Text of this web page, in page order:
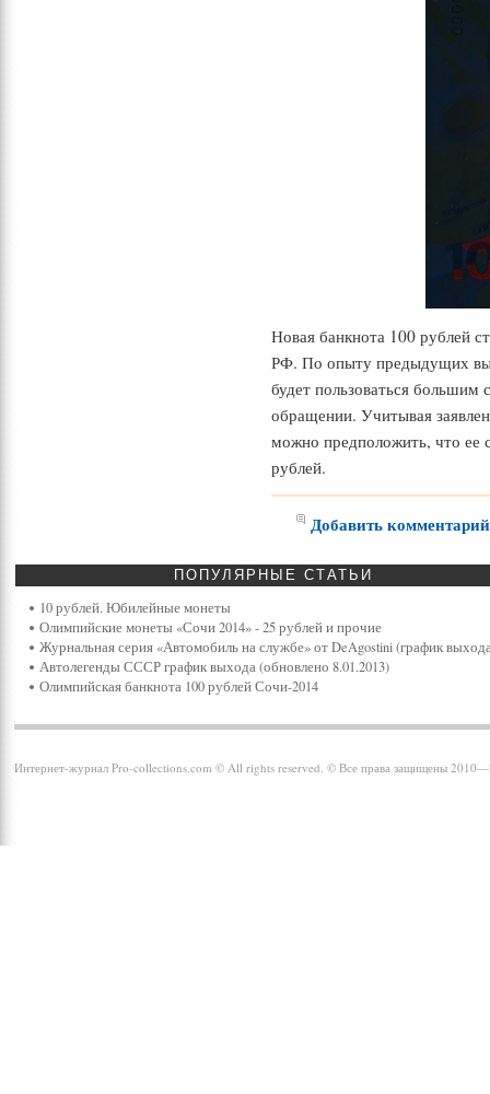
Новая банкнота 100 рублей
РФ. По опыту предыдущих
будет пользоваться большим
обращении. Учитывая
можно предположить, что ее
рублей.
Добавить комментарий
ПОПУЛЯРНЫЕ СТАТЬИ
10 рублей. Юбилейные монеты
Олимпийские монеты «Сочи 2014» - 25 рублей и прочие
Журнальная серия «Автомобиль на службе» от DeAgostini (график
Автолегенды СССР график выхода (обновлено 8.01.2013)
Олимпийская банкнота 100 рублей Сочи-2014
Интернет-журнал Pro-collections.com © All rights reserved. © Все права защищены